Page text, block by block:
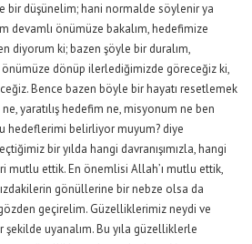
bir düşünelim; hani normalde söylenir ya
devamlı önümüze bakalım, hedefimize
diyorum ki; bazen şöyle bir duralım,
önümüze dönüp ilerlediğimizde göreceğiz ki,
Bence bazen böyle bir hayatı resetlemek
yaratılış hedefim ne, misyonum ne ben
hedeflerimi belirliyor muyum? diye
bir yılda hangi davranışımızla, hangi
mutlu ettik. En önemlisi Allah’ı mutlu ettik,
gönüllerine bir nebze olsa da
geçirelim. Güzelliklerimiz neydi ve
uyanalım. Bu yıla güzelliklerle